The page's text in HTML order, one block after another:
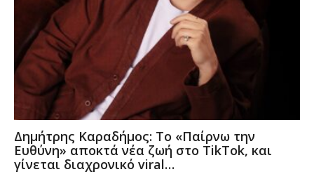
Δημήτρης Καραδήμος: Το «Παίρνω την
Ευθύνη» αποκτά νέα ζωή στο TikTok, και
γίνεται διαχρονικό viral…